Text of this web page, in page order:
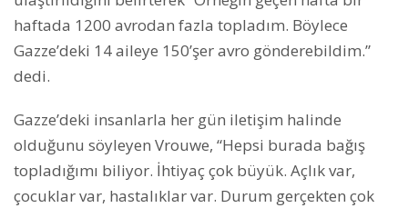
haftada 1200 avrodan fazla topladım. Böylece
Gazze’deki 14 aileye 150’şer avro gönderebildim.”
dedi.
Gazze’deki insanlarla her gün iletişim halinde
olduğunu söyleyen Vrouwe, “Hepsi burada bağış
topladığımı biliyor. İhtiyaç çok büyük. Açlık var,
çocuklar var, hastalıklar var. Durum gerçekten çok